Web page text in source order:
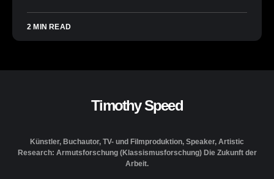
2 MIN READ
Timothy Speed
Künstler, Buchautor, TV- und Filmproduktion, Speaker, Artistic
Research: Armutsforschung (Klassismusforschung) Die Zukunft der
Arbeit.